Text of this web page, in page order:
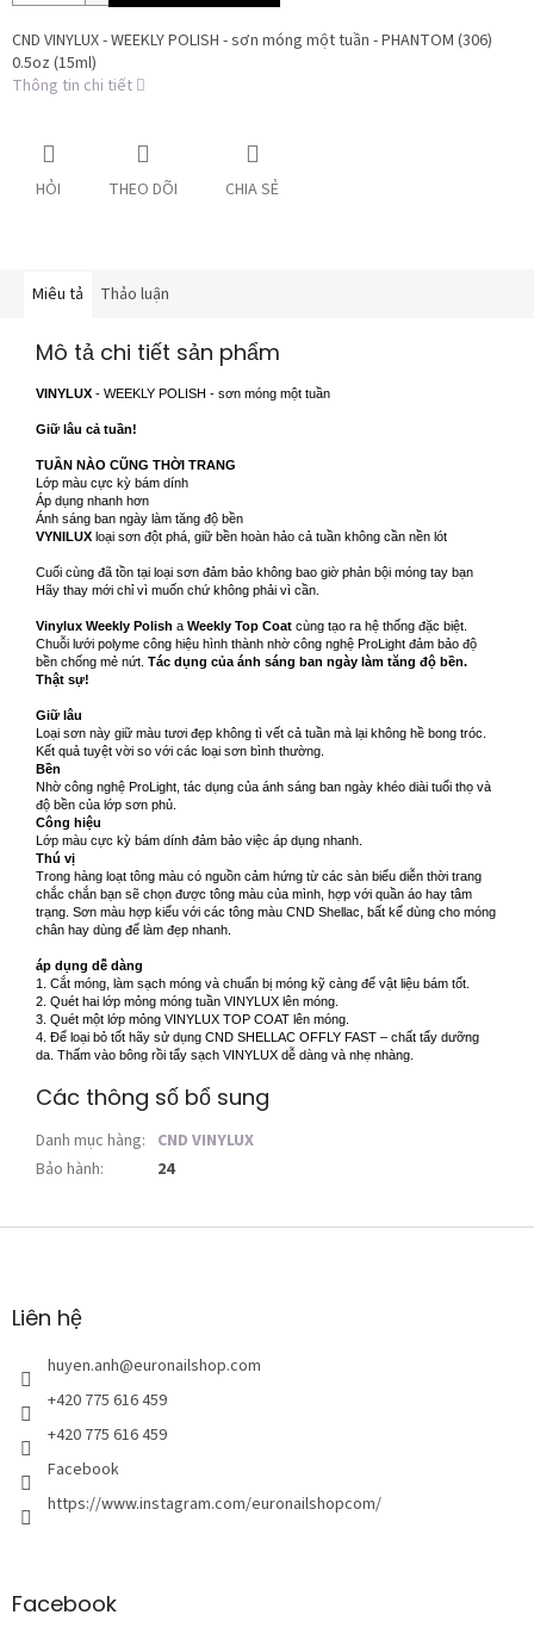
CND VINYLUX - WEEKLY POLISH - sơn móng một tuần - PHANTOM (306)
0.5oz (15ml)
Thông tin chi tiết
HỎI THEO DÕI CHIA SẺ
Miêu tả Thảo luận
Mô tả chi tiết sản phẩm
VINYLUX - WEEKLY POLISH - sơn móng một tuần
Giữ lâu cả tuần!
TUẦN NÀO CŨNG THỜI TRANG
Lớp màu cực kỳ bám dính
Áp dụng nhanh hơn
Ánh sáng ban ngày làm tăng độ bền
VYNILUX loại sơn đột phá, giữ bền hoàn hảo cả tuần không cần nền lót
Cuối cùng đã tồn tại loại sơn đảm bảo không bao giờ phản bội móng tay bạn
Hãy thay mới chỉ vì muốn chứ không phải vì cần.
Vinylux Weekly Polish a Weekly Top Coat cùng tạo ra hệ thống đặc biệt.
Chuỗi lưới polyme công hiệu hình thành nhờ công nghệ ProLight đảm bảo độ
bền chống mẻ nứt. Tác dụng của ánh sáng ban ngày làm tăng độ bền.
Thật sự!
Giữ lâu
Loại sơn này giữ màu tươi đẹp không tì vết cả tuần mà lại không hề bong tróc.
Kết quả tuyệt vời so với các loại sơn bình thường.
Bền
Nhờ công nghệ ProLight, tác dụng của ánh sáng ban ngày khéo diài tuổi thọ và
độ bền của lớp sơn phủ.
Công hiệu
Lớp màu cực kỳ bám dính đảm bảo việc áp dụng nhanh.
Thú vị
Trong hàng loạt tông màu có nguồn cảm hứng từ các sàn biểu diễn thời trang
chắc chắn bạn sẽ chọn được tông màu của mình, hợp với quần áo hay tâm
trạng. Sơn màu hợp kiểu với các tông màu CND Shellac, bất kể dùng cho móng
chân hay dùng để làm đẹp nhanh.
áp dụng dễ dàng
1. Cắt móng, làm sạch móng và chuẩn bị móng kỹ càng để vật liệu bám tốt.
2. Quét hai lớp mỏng móng tuần VINYLUX lên móng.
3. Quét một lớp mỏng VINYLUX TOP COAT lên móng.
4. Để loại bỏ tốt hãy sử dụng CND SHELLAC OFFLY FAST – chất tẩy dưỡng
da. Thấm vào bông rồi tẩy sạch VINYLUX dễ dàng và nhẹ nhàng.
Các thông số bổ sung
Danh mục hàng: CND VINYLUX
Bảo hành: 24
C
nLiên hệ
huyen.anh@euronailshop.com
+420 775 616 459
+420 775 616 459
Facebook
https://www.instagram.com/euronailshopcom/
Facebook